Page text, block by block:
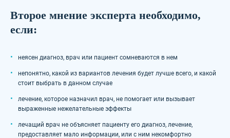
Второе мнение эксперта необходимо,
если:
неясен диагноз, врач или пациент сомневаются в нем
непонятно, какой из вариантов лечения будет лучше всего, и какой
стоит выбрать в данном случае
лечение, которое назначил врач, не помогает или вызывает
выраженные нежелательные эффекты
лечащий врач не объясняет пациенту его диагноз, лечение,
предоставляет мало информации, или с ним некомфортно